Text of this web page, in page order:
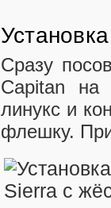
Сразу
Capitan на
линукс и
флешку.